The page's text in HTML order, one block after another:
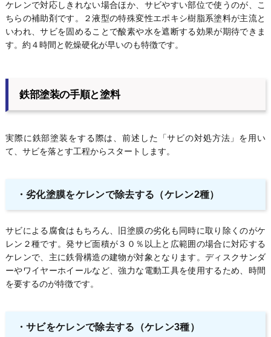
ケレンで対応しきれない場合ほか、サビやすい部位で使うのが、こ
ちらの補助剤です。２液型の特殊変性エポキシ樹脂系塗料が主流と
いわれ、サビを固めることで酸素や水を遮断する効果が期待できま
す。約４時間と乾燥硬化が早いのも特徴です。
鉄部塗装の手順と塗料
実際に鉄部塗装をする際は、前述した「サビの対処方法」を用い
て、サビを落とす工程からスタートします。
・劣化塗膜をケレンで除去する（ケレン2種）
サビによる腐食はもちろん、旧塗膜の劣化も同時に取り除くのがケ
レン２種です。発サビ面積が３０％以上と広範囲の場合に対応する
ケレンで、主に鉄骨構造の建物が対象となります。ディスクサンダ
ーやワイヤーホイールなど、強力な電動工具を使用するため、時間
を要するのが特徴です。
・サビをケレンで除去する（ケレン3種）